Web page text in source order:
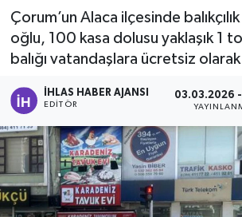
Çorum’un Alaca ilçesinde
oğlu, 100 kasa dolusu yaklaşık 1
balığı vatandaşlara ücretsiz olarak
İHLAS HABER AJANSI
EDITÖR
03.03.2026 -
EKONOMİ
EĞİTİM
İLÇELER
Süper Lig Puan Durumu ve
Haber Arşivi